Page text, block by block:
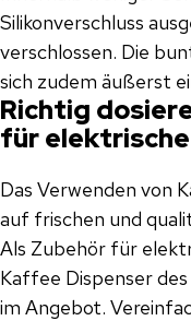
Silikonverschluss
verschlossen. Die
sich zudem äußerst
Richtig
für elektrische
Das Verwenden von
auf frischen und
Als Zubehör für
Kaffee Dispenser
im Angebot.